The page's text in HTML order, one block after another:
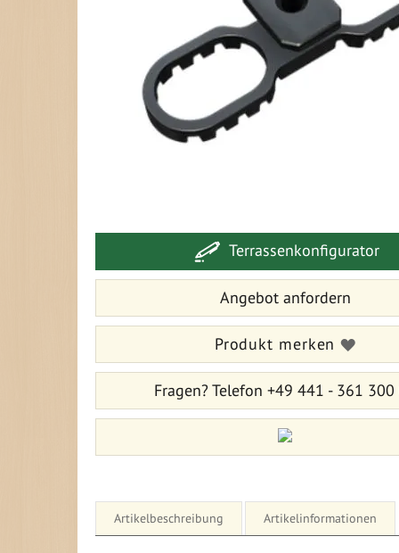
Bildergalerie
Terrassenkonfigurator
Angebot anfordern
Produkt merken
Fragen?Telefon +49 441 - 361 300
Artikelbeschreibung Artikelinformationen